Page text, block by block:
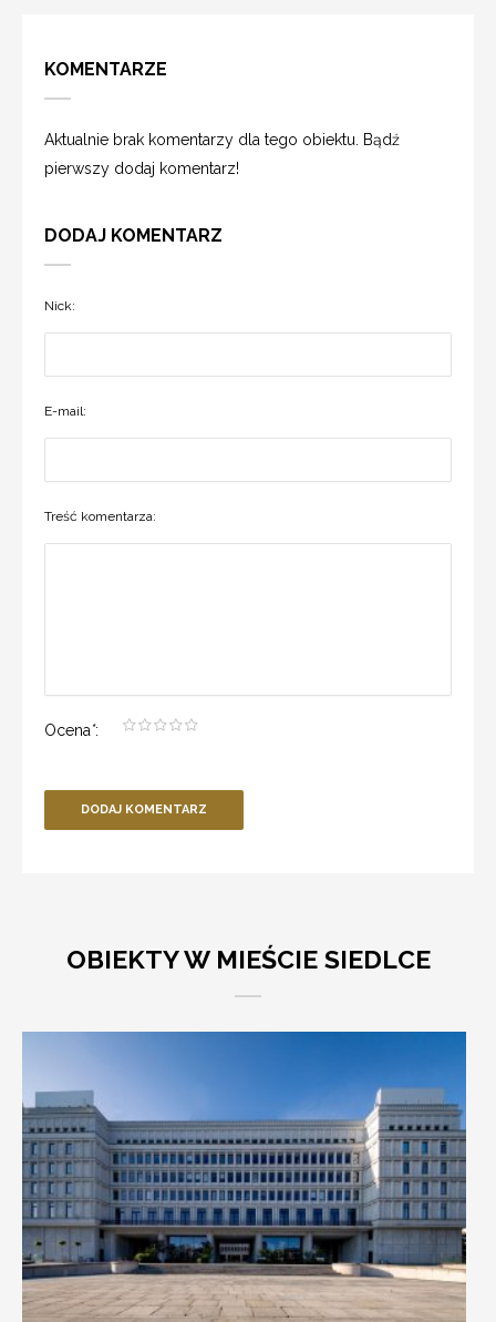
KOMENTARZE
Aktualnie brak komentarzy dla tego obiektu. Bądź
pierwszy dodaj komentarz!
DODAJ KOMENTARZ
Nick:
E-mail:
Treść komentarza:
Ocena*:
DODAJ KOMENTARZ
OBIEKTY W MIEŚCIE SIEDLCE